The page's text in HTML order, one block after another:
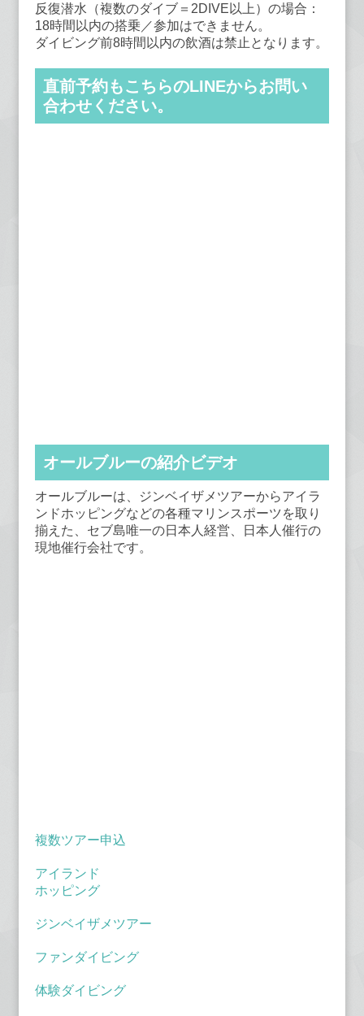
反復潜水（複数のダイブ＝2DIVE以上）の場合：
18時間以内の搭乗／参加はできません。
ダイビング前8時間以内の飲酒は禁止となります。
直前予約もこちらのLINEからお問い
合わせください。
オールブルーの紹介ビデオ
オールブルーは、ジンベイザメツアーからアイラ
ンドホッピングなどの各種マリンスポーツを取り
揃えた、セブ島唯一の日本人経営、日本人催行の
現地催行会社です。
複数ツアー申込
アイランド
ホッピング
ジンベイザメツアー
ファンダイビング
体験ダイビング